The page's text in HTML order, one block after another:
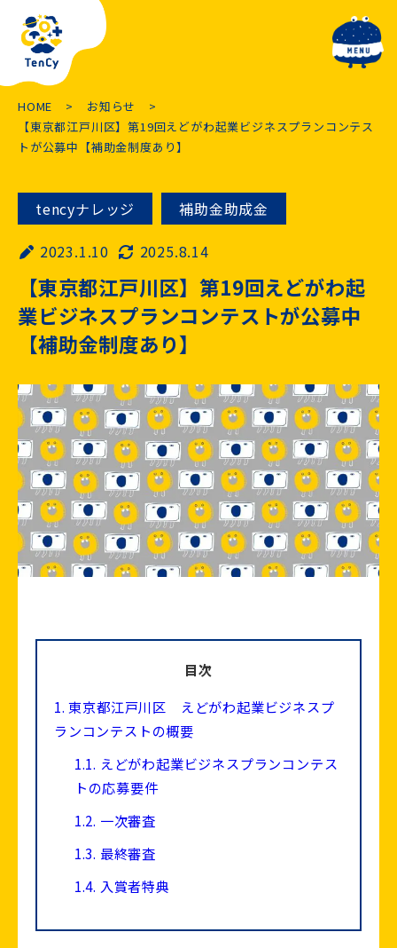
toggle
HOME
お知らせ
【東京都江戸川区】第19回えどがわ起業ビジネスプランコンテス
トが公募中【補助金制度あり】
tencyナレッジ
補助金助成金
2023.1.10
2025.8.14
【東京都江戸川区】第19回えどがわ起
業ビジネスプランコンテストが公募中
【補助金制度あり】
目次
1. 東京都江戸川区 えどがわ起業ビジネスプ
ランコンテストの概要
1.1. えどがわ起業ビジネスプランコンテス
トの応募要件
1.2. 一次審査
1.3. 最終審査
1.4. 入賞者特典